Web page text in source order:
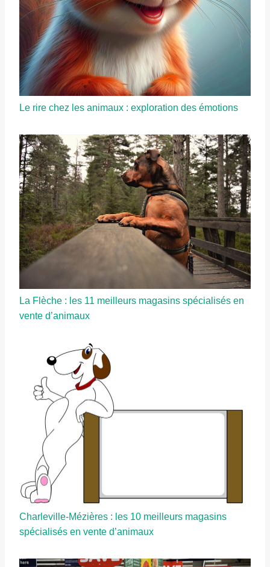
Le rire chez les animaux : exploration des émotions
La Flèche : les 11 meilleurs magasins spécialisés en
vente d’animaux
Charleville-Mézières : les 10 meilleurs magasins
spécialisés en vente d’animaux